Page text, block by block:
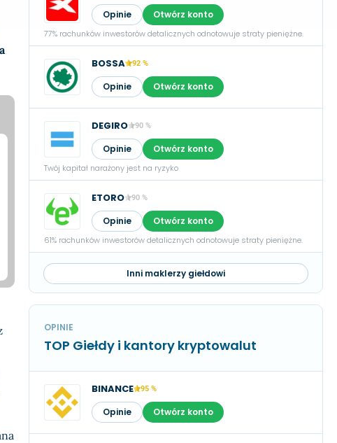
Opinie Otwórz konto
77% rachunków inwestorów detalicznych odnotowuje straty pieniężne.
BOSSA 92 %
Opinie Otwórz konto
DEGIRO 90 %
Opinie Otwórz konto
Twój kapitał narażony jest na ryzyko
ETORO 90 %
Opinie Otwórz konto
61% rachunków inwestorów detalicznych odnotowuje straty pieniężne.
Inni maklerzy giełdowi
OPINIE
TOP Giełdy i kantory kryptowalut
BINANCE 95 %
Opinie Otwórz konto